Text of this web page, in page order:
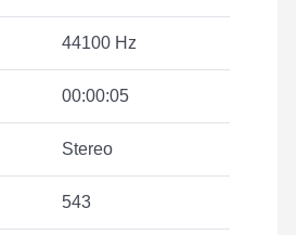
44100 Hz
00:00:05
Stereo
543